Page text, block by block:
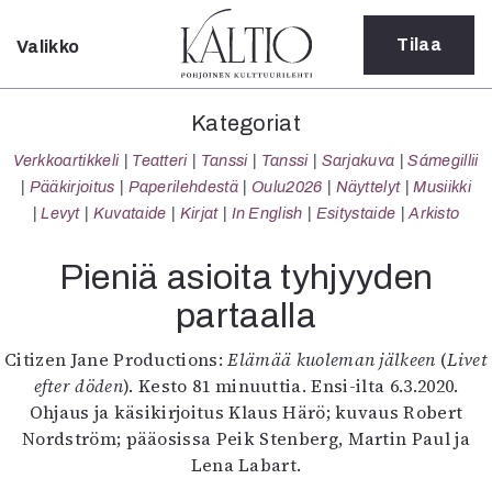
Sulje
Kategoriat
Verkkoartikkeli
Teatteri
Tanssi
Sarjakuva
Sámegillii
Pääkirjoitus
Oulu2026
Näyttelyt
Musiikki
Levyt
Kuvataide
Valikko Tilaa
Kategoriat
Verkkoartikkeli Teatteri Tanssi Tanssi Sarjakuva
Sámegillii
Pääkirjoitus
Paperilehdestä Oulu2026 Näyttelyt
Musiikki
Levyt
Kuvataide Kirjat In English Esitystaide Arkisto
Pieniä asioita tyhjyyden
partaalla
Citizen Jane Productions: Elämää kuoleman jälkeen (Livet
efter döden). Kesto 81 minuuttia. Ensi-ilta 6.3.2020.
Ohjaus ja käsikirjoitus Klaus Härö; kuvaus Robert
Nordström; pääosissa Peik Stenberg, Martin Paul ja
Lena Labart.